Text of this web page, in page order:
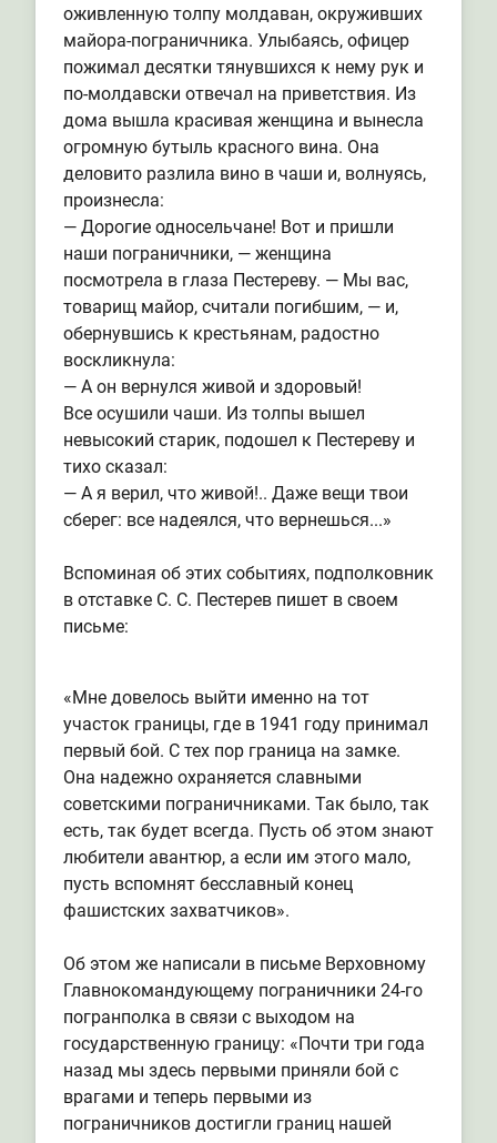
оживленную толпу молдаван, окруживших
майора-пограничника. Улыбаясь, офицер
пожимал десятки тянувшихся к нему рук и
по-молдавски отвечал на приветствия. Из
дома вышла красивая женщина и вынесла
огромную бутыль красного вина. Она
деловито разлила вино в чаши и, волнуясь,
произнесла:
— Дорогие односельчане! Вот и пришли
наши пограничники, — женщина
посмотрела в глаза Пестереву. — Мы вас,
товарищ майор, считали погибшим, — и,
обернувшись к крестьянам, радостно
воскликнула:
— А он вернулся живой и здоровый!
Все осушили чаши. Из толпы вышел
невысокий старик, подошел к Пестереву и
тихо сказал:
— А я верил, что живой!.. Даже вещи твои
сберег: все надеялся, что вернешься...»
Вспоминая об этих событиях, подполковник
в отставке С. С. Пестерев пишет в своем
письме:
«Мне довелось выйти именно на тот
участок границы, где в 1941 году принимал
первый бой. С тех пор граница на замке.
Она надежно охраняется славными
советскими пограничниками. Так было, так
есть, так будет всегда. Пусть об этом знают
любители авантюр, а если им этого мало,
пусть вспомнят бесславный конец
фашистских захватчиков».
Об этом же написали в письме Верховному
Главнокомандующему пограничники 24-го
погранполка в связи с выходом на
государственную границу: «Почти три года
назад мы здесь первыми приняли бой с
врагами и теперь первыми из
пограничников достигли границ нашей